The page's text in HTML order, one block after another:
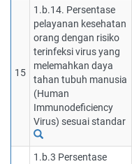
15
1.b.14. Persentase
pelayanan kesehatan
orang dengan risiko
terinfeksi virus yang
melemahkan daya
tahan tubuh manusia
(Human
Immunodeficiency
Virus) sesuai standar
1.b.3 Persentase